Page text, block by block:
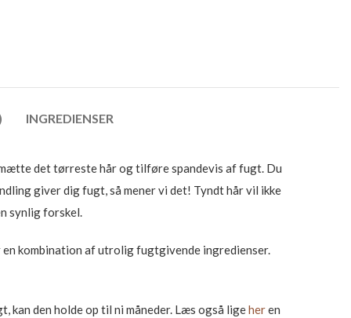
INGREDIENSER
det tørreste hår og tilføre spandevis af fugt. Du
giver dig fugt, så mener vi det! Tyndt hår vil ikke
synlig forskel.
en kombination af utrolig fugtgivende ingredienser.
kan den holde op til ni måneder. Læs også ligeheren